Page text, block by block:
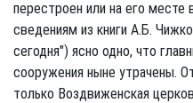
перестроен или на его месте
сведениям из книги А.Б.
сегодня") ясно одно, что
сооружения ныне утрачены.
только Воздвиженская